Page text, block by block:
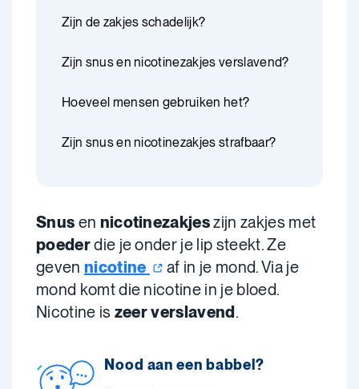
Zijn de zakjes schadelijk?
Zijn snus en nicotinezakjes verslavend?
Hoeveel mensen gebruiken het?
Zijn snus en nicotinezakjes strafbaar?
Snus en nicotinezakjeszijn zakjes met
poederdie je onder je lip steekt. Ze
geven nicotine
af in je mond. Via je
mond komt die nicotine in je bloed.
Nicotine is zeer verslavend.
Nood aan een babbel?